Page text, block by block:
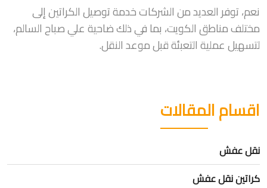
اقسام المقالات
نقل عفش
كراتين نقل عفش
نعم، توفر العديد من الشركات خدمة توصيل الكراتين إلى
مختلف مناطق الكويت، بما في ذلك ضاحية علي صباح السالم،
لتسهيل عملية التعبئة قبل موعد النقل.